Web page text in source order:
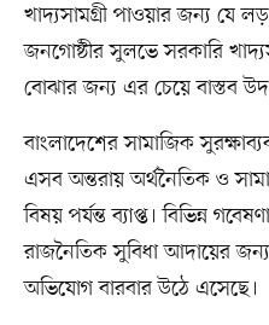
খাদ্যসামগ্রী পাওয়ার জন্য যে
জনগোষ্ঠীর সুলভে সরকারি
বোঝার জন্য এর চেয়ে বাস্তব
বাংলাদেশের সামাজিক
এসব অন্তরায় অর্থনৈতিক ও
বিষয় পর্যন্ত ব্যাপ্ত। বিভিন্ন
রাজনৈতিক সুবিধা আদায়ের
অভিযোগ বারবার উঠে এসেছে।